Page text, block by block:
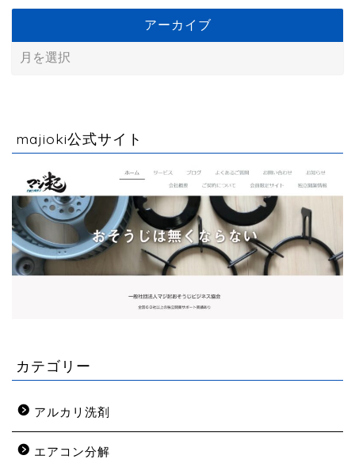
アーカイブ
majioki公式サイト
カテゴリー
アルカリ洗剤
エアコン分解